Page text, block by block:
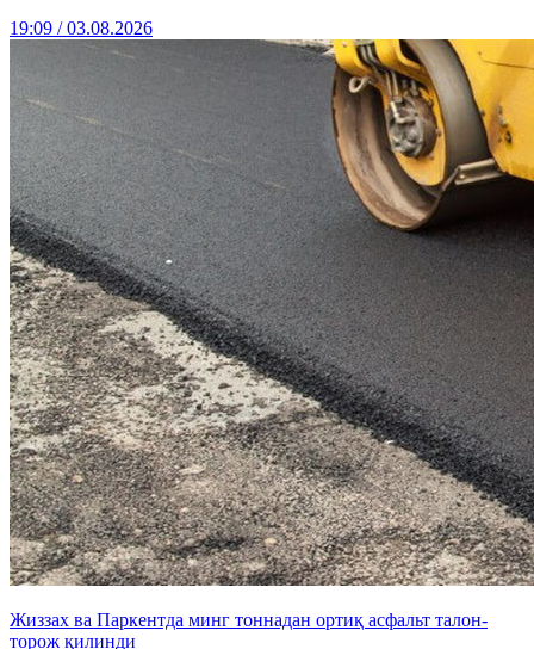
19:09 / 03.08.2026
Жиззах ва Паркентда минг тоннадан ортиқ асфальт талон-
торож қилинди